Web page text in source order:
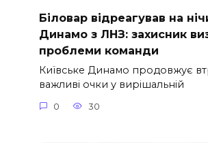
Біловар відреагував на
Динамо з ЛНЗ: захисник
проблеми команди
Київське Динамо продовжує
важливі очки у вирішальній
0 30